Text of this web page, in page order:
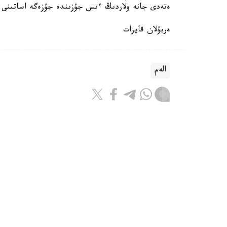
ەتەدى جانە ولاردىڭ ءىس جۇزىندە جۇزەگە اساتىنى
ەربۇلان قايرات
الەم